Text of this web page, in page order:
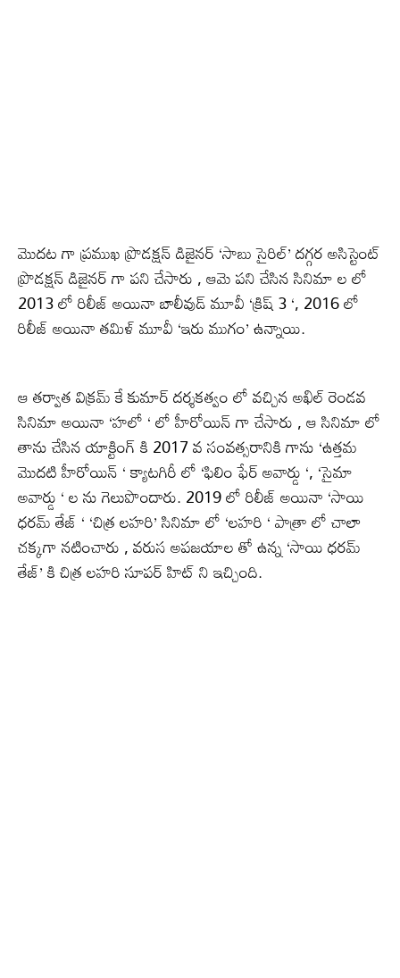
మొదట గా ప్రముఖ ప్రొడక్షన్ డిజైనర్ ‘సాబు సైరిల్’ దగ్గర అసిస్టెంట్
ప్రొడక్షన్ డిజైనర్ గా పని చేసారు , ఆమె పని చేసిన సినిమా ల లో
2013 లో రిలీజ్ అయినా బాలీవుడ్ మూవీ ‘క్రిష్ 3 ‘, 2016 లో
రిలీజ్ అయినా తమిళ్ మూవీ ‘ఇరు ముగం’ ఉన్నాయి.
ఆ తర్వాత విక్రమ్ కే కుమార్ దర్శకత్వం లో వచ్చిన అఖిల్ రెండవ
సినిమా అయినా ‘హలో ‘ లో హీరోయిన్ గా చేసారు , ఆ సినిమా లో
తాను చేసిన యాక్టింగ్ కి 2017 వ సంవత్సరానికి గాను ‘ఉత్తమ
మొదటి హీరోయిన్ ‘ క్యాటగిరీ లో ‘ఫిలిం ఫేర్ అవార్డు ‘, ‘సైమా
అవార్డు ‘ ల ను గెలుపొందారు. 2019 లో రిలీజ్ అయినా ‘సాయి
ధరమ్ తేజ్ ‘ ‘చిత్ర లహరి’ సినిమా లో ‘లహరి ‘ పాత్రా లో చాలా
చక్కగా నటించారు , వరుస అపజయాల తో ఉన్న ‘సాయి ధరమ్
తేజ్’ కి చిత్ర లహరి సూపర్ హిట్ ని ఇచ్చింది.